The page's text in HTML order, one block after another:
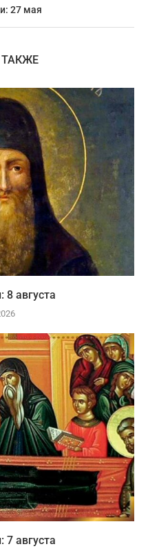
27 мая
ТАКЖЕ
августа
августа